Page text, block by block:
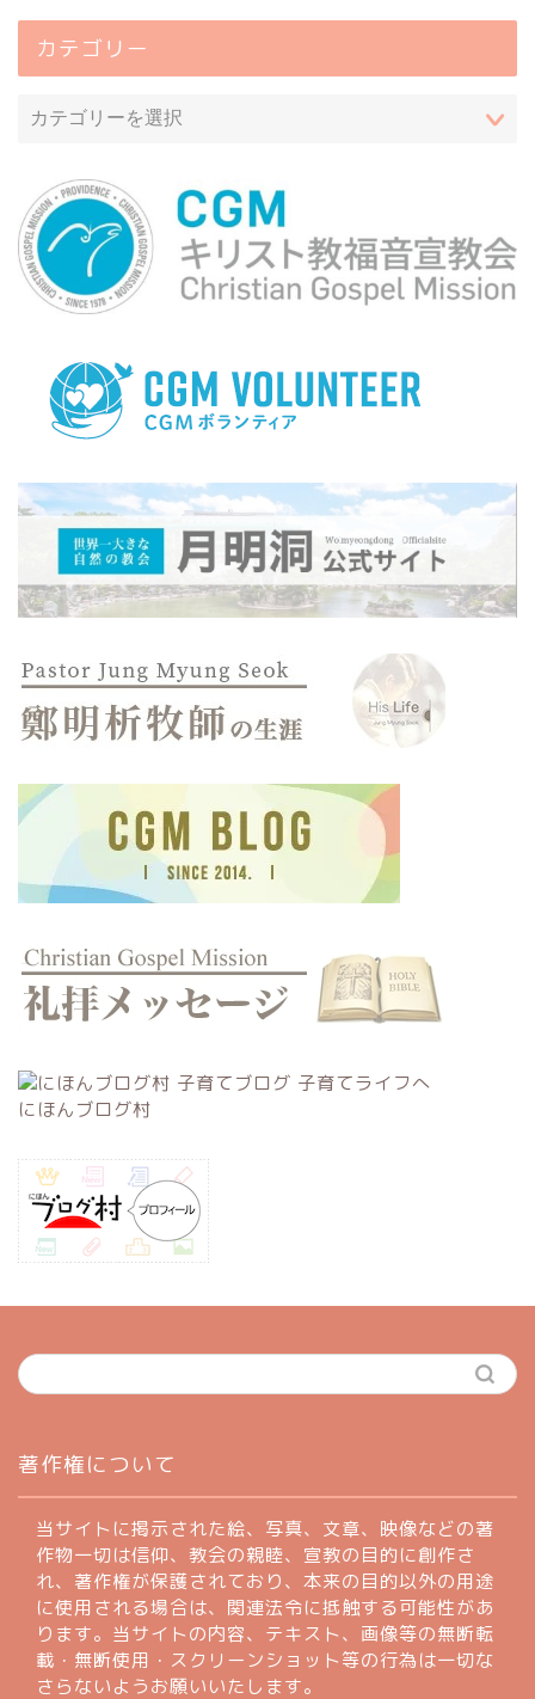
カテゴリー
にほんブログ村
著作権について
当サイトに掲示された絵、写真、文章、映像などの著
作物一切は信仰、教会の親睦、宣教の目的に創作さ
れ、著作権が保護されており、本来の目的以外の用途
に使用される場合は、関連法令に抵触する可能性があ
ります。当サイトの内容、テキスト、画像等の無断転
載・無断使用・スクリーンショット等の行為は一切な
さらないようお願いいたします。
profile
著作権について
お問い合わせフォーム